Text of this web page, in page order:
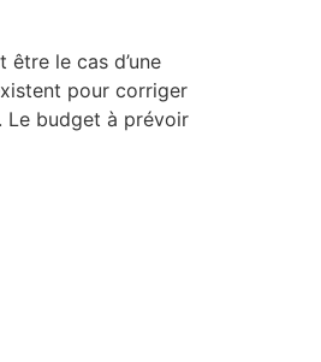
le cas d’une
pour corriger
Le budget à prévoir